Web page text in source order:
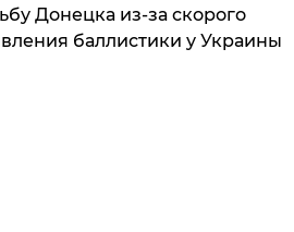
Донецка из-за скорого
баллистики у Украины